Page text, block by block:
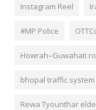
Instagram Reel
#MP Police
Howrah–Guwahati
bhopal traffic system
Rewa Tyounthar